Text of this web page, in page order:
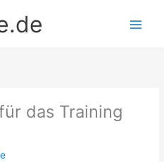
das Training